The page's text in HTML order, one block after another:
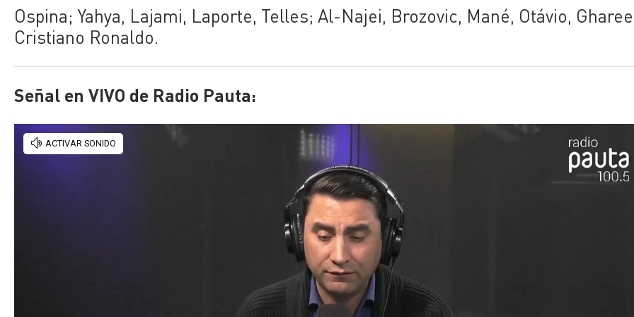
Ospina; Yahya, Lajami, Laporte, Telles; Al-Najei, Brozovic, Mané, Otávio,
Cristiano Ronaldo.
Señal en VIVO de Radio Pauta: